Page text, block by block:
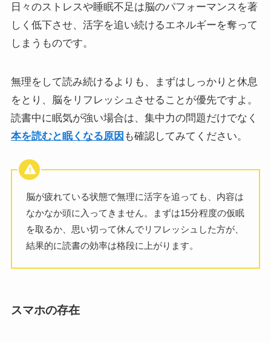
日々のストレスや睡眠不足は脳のパフォーマンスを著
しく低下させ、活字を追い続けるエネルギーを奪って
しまうものです。
無理をして読み続けるよりも、まずはしっかりと休息
をとり、脳をリフレッシュさせることが優先ですよ。
読書中に眠気が強い場合は、集中力の問題だけでなく
本を読むと眠くなる原因 も確認してみてください。
脳が疲れている状態で無理に活字を追っても、内容は
なかなか頭に入ってきません。まずは15分程度の仮眠
を取るか、思い切って休んでリフレッシュした方が、
結果的に読書の効率は格段に上がります。
スマホの存在